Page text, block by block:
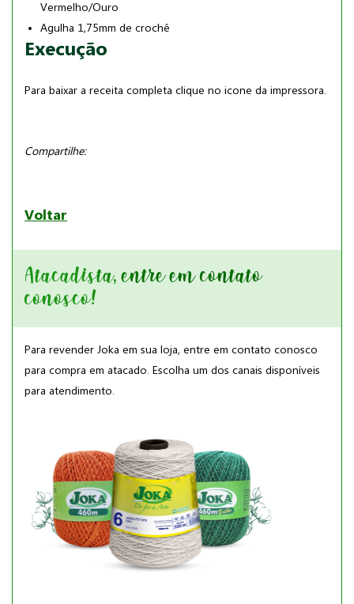
Vermelho/Ouro
Agulha 1,75mm de crochê
Execução
Para baixar a receita completa clique no icone da impressora.
Compartilhe:
Voltar
Atacadista, entre em contato
conosco!
Para revender Joka em sua loja, entre em contato conosco
para compra em atacado. Escolha um dos canais disponíveis
para atendimento.